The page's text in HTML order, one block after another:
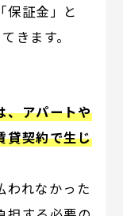
保証金」と
きます。
、アパートや
貸契約で生じ
われなかった